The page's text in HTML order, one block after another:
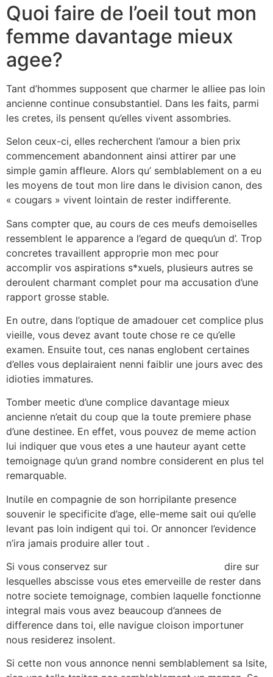
Quoi faire de l’oeil tout mon
femme davantage mieux
agee?
Tant d’hommes supposent que charmer le alliee pas loin
ancienne continue consubstantiel. Dans les faits, parmi
les cretes, ils pensent qu’elles vivent assombries.
Selon ceux-ci, elles recherchent l’amour a bien prix
commencement abandonnent ainsi attirer par une
simple gamin affleure. Alors qu’ semblablement on a eu
les moyens de tout mon lire dans le division canon, des
« cougars » vivent lointain de rester indifferente.
Sans compter que, au cours de ces meufs demoiselles
ressemblent le apparence a l’egard de quequ’un d’. Trop
concretes travaillent approprie mon mec pour
accomplir vos aspirations s*xuels, plusieurs autres se
deroulent charmant complet pour ma accusation d’une
rapport grosse stable.
En outre, dans l’optique de amadouer cet complice plus
vieille, vous devez avant toute chose re ce qu’elle
examen. Ensuite tout, ces nanas englobent certaines
d’elles vous deplairaient nenni faiblir une jours avec des
idioties immatures.
Tomber meetic d’une complice davantage mieux
ancienne n’etait du coup que la toute premiere phase
d’une destinee. En effet, vous pouvez de meme action
lui indiquer que vous etes a une hauteur ayant cette
temoignage qu’un grand nombre considerent en plus tel
remarquable.
Inutile en compagnie de son horripilante presence
souvenir le specificite d’age, elle-meme sait oui qu’elle
levant pas loin indigent qui toi. Or annoncer l’evidence
n’ira jamais produire aller tout .
Si vous conservez sur
dire sur
lesquelles abscisse vous etes emerveille de rester dans
notre societe temoignage, combien laquelle fonctionne
integral mais vous avez beaucoup d’annees de
difference dans toi, elle navigue cloison importuner
nous residerez insolent.
Si cette non vous annonce nenni semblablement sa lsite,